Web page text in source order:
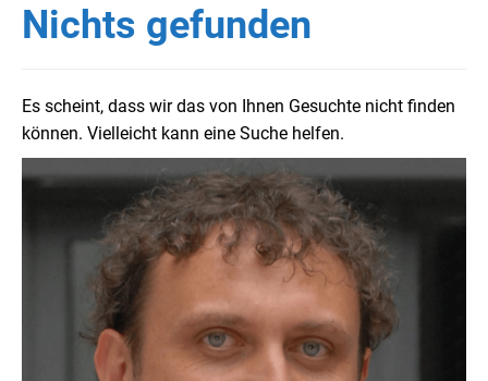
Nichts gefunden
Es scheint, dass wir das von Ihnen Gesuchte nicht finden
können. Vielleicht kann eine Suche helfen.